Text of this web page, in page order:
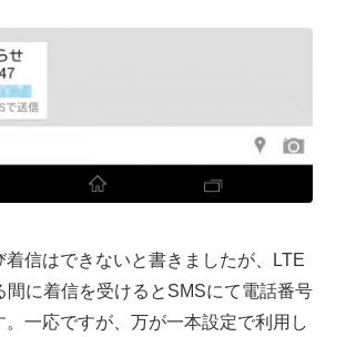
着信はできないと書きましたが、LTE
間に着信を受けるとSMSにて電話番号
。一応ですが、万が一本設定で利用し